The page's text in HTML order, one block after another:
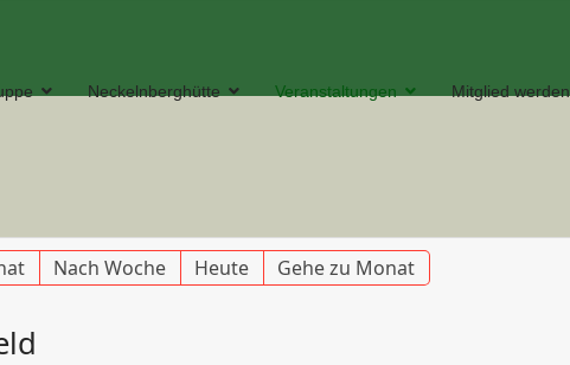
Neckelnberghütte Veranstaltungen Mitglied werden
Nach Woche Heute Gehe zu Monat